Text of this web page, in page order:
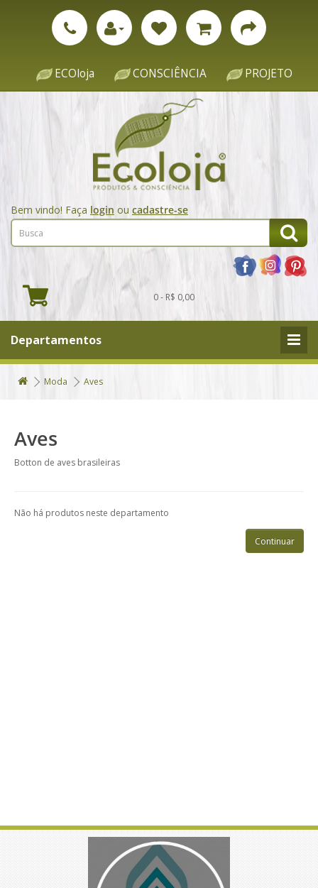
ECOloja CONSCIÊNCIA PROJETO
Bem vindo! Faça login ou cadastre-se
0 - R$ 0,00
Departamentos
Moda Aves
Aves
Botton de aves brasileiras
Não há produtos neste departamento
Continuar